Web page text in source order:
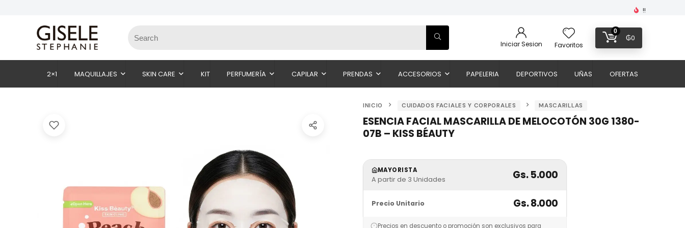
!!
Iniciar Sesion Favoritos
0
₲0
2×1 MAQUILLAJES SKIN CARE KIT PERFUMERÍA CAPILAR PRENDAS ACCESORIOS PAPELERIA DEPORTIVOS UÑAS OFERTAS
INICIO CUIDADOS FACIALES Y CORPORALES MASCARILLAS
ESENCIA FACIAL MASCARILLA DE MELOCOTÓN 30G 1380-
07B – KISS BÉAUTY
MAYORISTA
A partir de 3 Unidades Gs. 5.000
Precio Unitario Gs. 8.000
Precios en descuento o promoción son exclusivos para